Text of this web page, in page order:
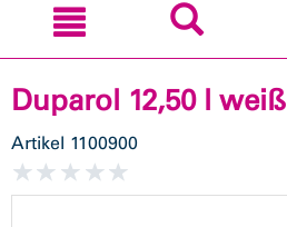
Duparol 12,50 l weiß
Artikel 1100900